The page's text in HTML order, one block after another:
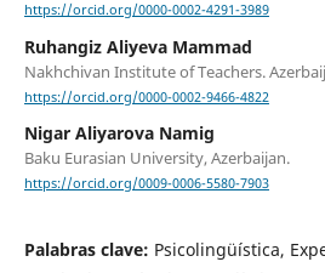
https://orcid.org/0000-0002-4291-3989
Ruhangiz Aliyeva Mammad
Nakhchivan Institute of Teachers.
https://orcid.org/0000-0002-9466-4822
Nigar Aliyarova Namig
Baku Eurasian University, Azerbaijan.
https://orcid.org/0009-0006-5580-7903
Palabras clave: Psicolingüística,